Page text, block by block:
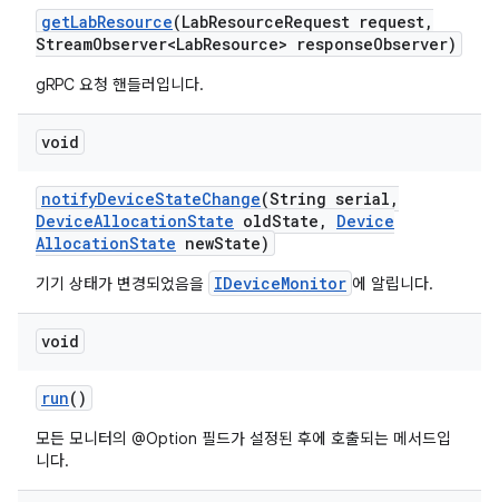
getLabResource(LabResourceRequest request,
StreamObserver<LabResource> responseObserver)
gRPC 요청 핸들러입니다.
void
notifyDeviceStateChange(String serial ,
DeviceAllocationState oldState ,
Device
AllocationState newState)
기기 상태가 변경되었음을 IDeviceMonitor 에 알립니다.
void
run()
모든 모니터의 @Option 필드가 설정된 후에 호출되는 메서드입
니다.